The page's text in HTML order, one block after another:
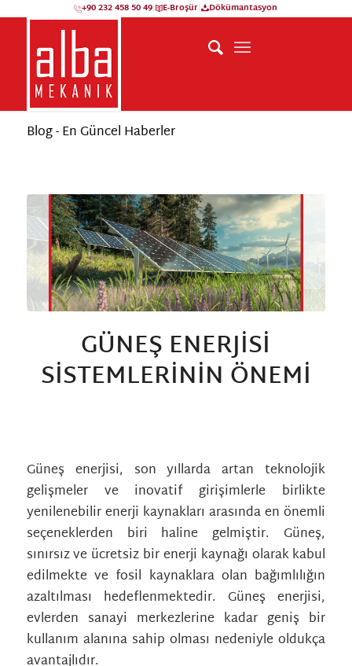
+90 232 458 50 49| E-Broşür| Dökümantasyon
Blog - En Güncel Haberler
GÜNEŞ ENERJISI
SISTEMLERININ ÖNEMI
Güneş enerjisi, son yıllarda artan teknolojik
gelişmeler ve inovatif girişimlerle birlikte
yenilenebilir enerji kaynakları arasında en önemli
seçeneklerden biri haline gelmiştir. Güneş,
sınırsız ve ücretsiz bir enerji kaynağı olarak kabul
edilmekte ve fosil kaynaklara olan bağımlılığın
azaltılması hedeflenmektedir. Güneş enerjisi,
evlerden sanayi merkezlerine kadar geniş bir
kullanım alanına sahip olması nedeniyle oldukça
avantajlıdır.